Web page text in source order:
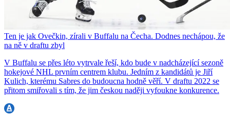
Ten je jak Ovečkin, zírali v Buffalu na Čecha. Dodnes nechápou, že
na ně v draftu zbyl
V Buffalu se přes léto vytrvale řeší, kdo bude v nadcházející sezoně
hokejové NHL prvním centrem klubu. Jedním z kandidátů je Jiří
Kulich, kterému Sabres do budoucna hodně věří. V draftu 2022 se
přitom smiřovali s tím, že jim českou naději vyfoukne konkurence.